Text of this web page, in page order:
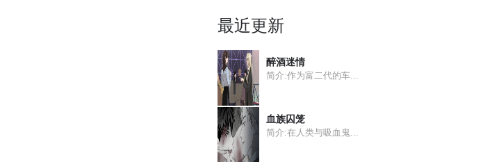
最近更新
醉酒迷情
简介:作为富二代的车...
血族囚笼
简介:在人类与吸血鬼...